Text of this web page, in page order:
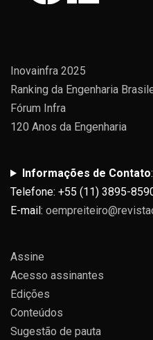
Inovainfra 2025
Ranking da Engenharia
Fórum Infra
120 Anos da Engenharia
Informações de Contato:
Telefone: +55 (11) 3895-
E-mail:
Assine
Acesso assinantes
Edições
Conteúdos
Sugestão de pauta